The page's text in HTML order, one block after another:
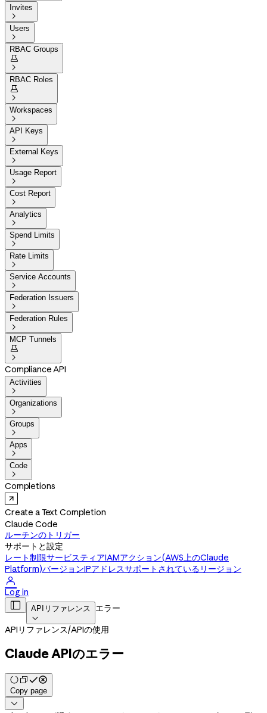
Invites

Users

RBAC Groups


RBAC Roles


Workspaces

API Keys

External Keys

Usage Report

Cost Report

Analytics

Spend Limits

Rate Limits

Service Accounts

Federation Issuers

Federation Rules

MCP Tunnels


Compliance API
Activities

Organizations

Groups

Apps

Code

Completions
Create a Text Completion
Claude Code
ルーチンのトリガー
サポートと設定
レート制限サービスティアIAMアクション(AWS上のClaude
Platform)バージョンIPアドレスサポートされているリージョン

Log in
 APIリファレンス

エラー
APIリファレンス/APIの使用
Claude APIのエラー
Copy page
